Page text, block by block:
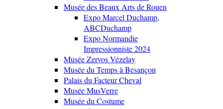
Musée des Beaux Arts de Rouen
Expo Marcel Duchamp,
ABCDuchamp
Expo Normandie
Impressionniste 2024
Musée Zervos Vézelay
Musée du Temps à Besançon
Palais du Facteur Cheval
Musée MusVerre
Musée du Costume